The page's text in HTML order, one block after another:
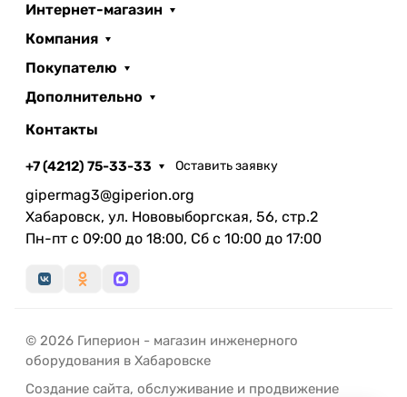
Интернет-магазин
Компания
Покупателю
Дополнительно
Контакты
+7 (4212) 75-33-33 Оставить заявку
gipermag3@giperion.org
Хабаровск, ул. Нововыборгская, 56, стр.2
Пн-пт с 09:00 до 18:00, Сб с 10:00 до 17:00
© 2026 Гиперион - магазин инженерного
оборудования в Хабаровске
Создание сайта, обслуживание и продвижение